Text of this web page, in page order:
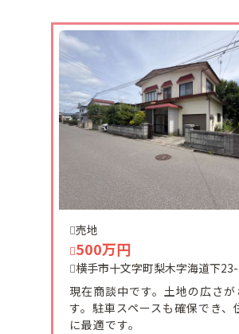
2026-02-19
増田町中町に収益物件が販売になり
3階建てで、1階部分が駐車場になっ
総戸数10世帯ですが、全室空室です
十文字町西原2番町に収益物件が販
旧国道に面した立地で現在満室稼働
2026-01-08
新年あけましておめでとうございま
本年も様々な不動産情報を発信して
宜しくお願い致します。
売地
500万円
横手市十文字町梨木字海道下
現在商談中です。土地の広さが
す。駐車スペースも確保でき、
に最適です。